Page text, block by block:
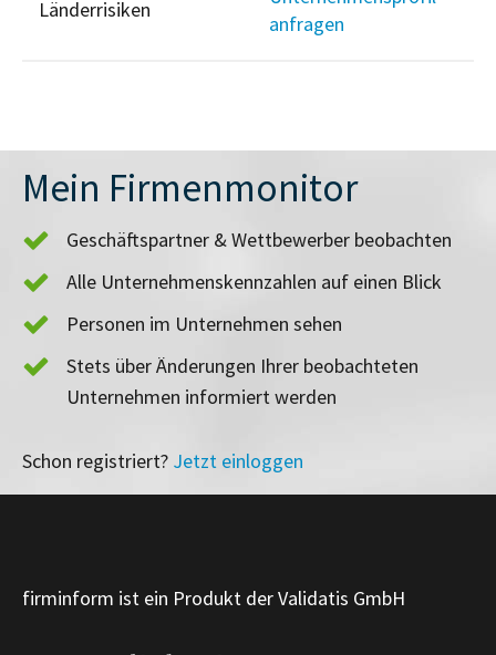
Länderrisiken
anfragen
Mein Firmenmonitor
Geschäftspartner & Wettbewerber beobachten
Alle Unternehmenskennzahlen auf einen Blick
Personen im Unternehmen sehen
Stets über Änderungen Ihrer beobachteten
Unternehmen informiert werden
Schon registriert? Jetzt einloggen
firminform ist ein Produkt der Validatis GmbH